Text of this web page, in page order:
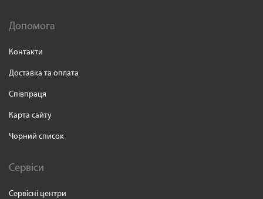
Допомога
Контакти
Доставка та оплата
Співпраця
Карта сайту
Чорний список
Сервіси
Сервісні центри